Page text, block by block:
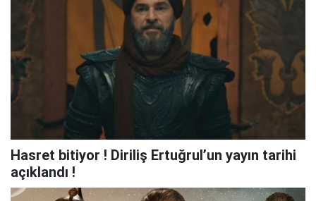
Hasret bitiyor ! Diriliş Ertuğrul’un yayın tarihi
açıklandı !